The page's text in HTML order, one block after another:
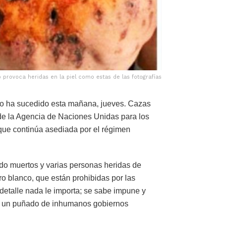
provoca heridas en la piel como estas de las fotografías
ha sucedido esta mañana, jueves. Cazas
la Agencia de Naciones Unidas para los
continúa asediada por el régimen
muertos y varias personas heridas de
blanco, que están prohibidas por las
nada le importa; se sabe impune y
puñado de inhumanos gobiernos